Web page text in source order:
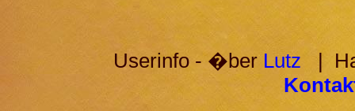
Userinfo - �ber Lutz |